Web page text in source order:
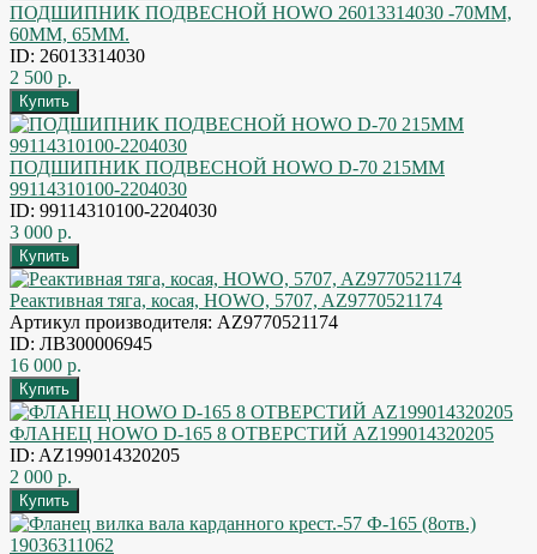
ПОДШИПНИК ПОДВЕСНОЙ HOWO 26013314030 -70MM,
60ММ, 65ММ.
ID: 26013314030
2 500 р.
ПОДШИПНИК ПОДВЕСНОЙ HOWO D-70 215ММ
99114310100-2204030
ID: 99114310100-2204030
3 000 р.
Реактивная тяга, косая, HOWO, 5707, AZ9770521174
Артикул производителя: AZ9770521174
ID: ЛВЗ00006945
16 000 р.
ФЛАНЕЦ HOWO D-165 8 ОТВЕРСТИЙ AZ199014320205
ID: AZ199014320205
2 000 р.